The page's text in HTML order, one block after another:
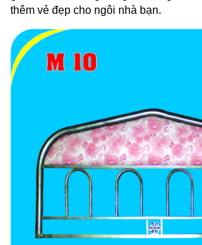
thêm vẻ đẹp cho ngôi nhà bạn.